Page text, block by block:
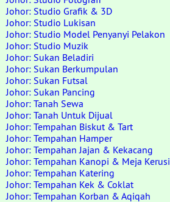
Johor: Studio Grafik & 3D
Johor: Studio Lukisan
Johor: Studio Model Penyanyi Pelakon
Johor: Studio Muzik
Johor: Sukan Beladiri
Johor: Sukan Berkumpulan
Johor: Sukan Futsal
Johor: Sukan Pancing
Johor: Tanah Sewa
Johor: Tanah Untuk Dijual
Johor: Tempahan Biskut & Tart
Johor: Tempahan Hamper
Johor: Tempahan Jajan & Kekacang
Johor: Tempahan Kanopi & Meja Kerusi
Johor: Tempahan Katering
Johor: Tempahan Kek & Coklat
Johor: Tempahan Korban & Aqiqah